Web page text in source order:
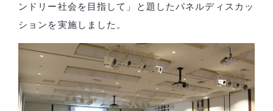
ンドリー社会を目指して」と題したパネルディスカッ
ションを実施しました。